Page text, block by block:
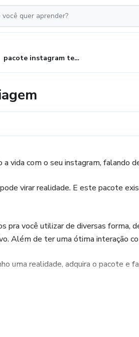
pacote instagram tema: maquiagem
a vida com o seu instagram, falando
virar realidade. E este pacote
pra você utilizar de diversas forma,
Além de ter uma ótima interação
uma realidade, adquira o pacote e